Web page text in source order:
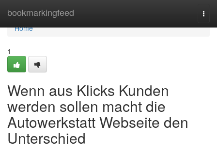
bookmarkingfeed
Home
Home
1
Wenn aus Klicks Kunden
werden sollen macht die
Autowerkstatt Webseite den
Unterschied